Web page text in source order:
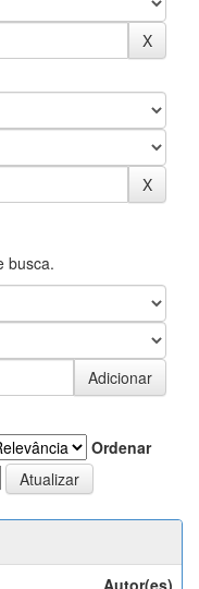
busca.
Ordenar
Autor(es)